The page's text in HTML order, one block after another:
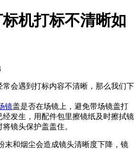
机打标不清晰如
会遇到打标内容不清晰，那么我们下
镜盖是否在场镜上，避免带场镜盖打
发生，用配件包里擦镜纸及时擦拭镜
镜头保护盖盖住。
末和烟尘会造成镜头清晰度下降，镜